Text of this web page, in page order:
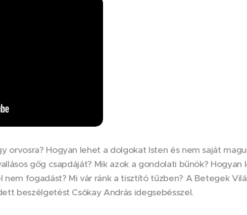
orvosra? Hogyan lehet a dolgokat Isten és nem saját
gőg csapdáját? Mik azok a gondolati bűnök?
nem fogadást? Mi vár ránk a tisztító tűzben? A Betegek
beszélgetést Csókay András idegsebésszel.